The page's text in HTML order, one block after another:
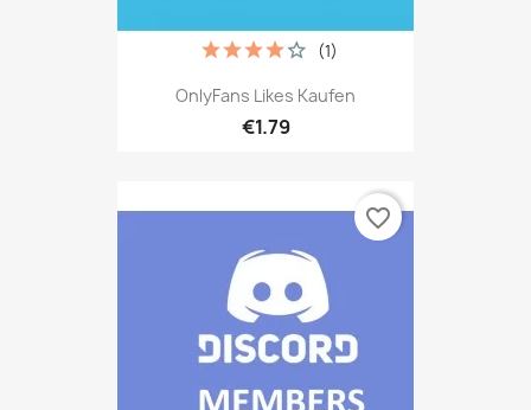
OnlyFans Likes Kaufen
€1.79
(1)
favorite_border